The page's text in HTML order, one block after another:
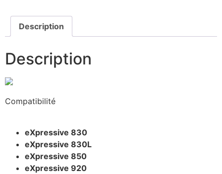
Description
Description
Compatibilité
eXpressive 830
eXpressive 830L
eXpressive 850
eXpressive 920